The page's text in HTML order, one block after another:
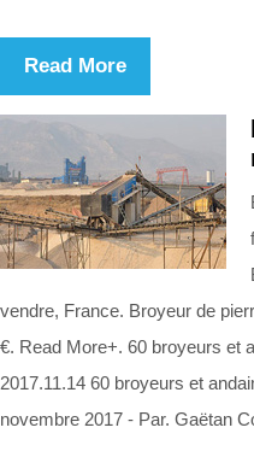
Read More
vendre, France. Broyeur de
€. Read More+. 60 broyeurs et
2017.11.14 60 broyeurs et
novembre 2017 - Par. Gaëtan